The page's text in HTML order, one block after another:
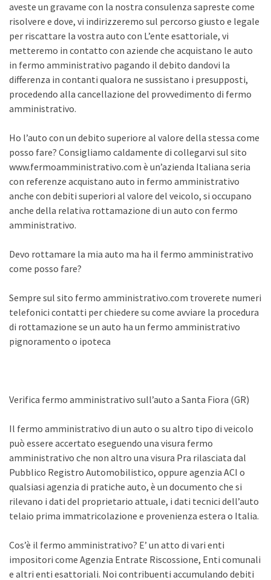
aveste un gravame con la nostra consulenza sapreste come
risolvere e dove, vi indirizzeremo sul percorso giusto e legale
per riscattare la vostra auto con L’ente esattoriale, vi
metteremo in contatto con aziende che acquistano le auto
in fermo amministrativo pagando il debito dandovi la
differenza in contanti qualora ne sussistano i presupposti,
procedendo alla cancellazione del provvedimento di fermo
amministrativo.
Ho l’auto con un debito superiore al valore della stessa come
posso fare? Consigliamo caldamente di collegarvi sul sito
www.fermoamministrativo.com è un’azienda Italiana seria
con referenze acquistano auto in fermo amministrativo
anche con debiti superiori al valore del veicolo, si occupano
anche della relativa rottamazione di un auto con fermo
amministrativo.
Devo rottamare la mia auto ma ha il fermo amministrativo
come posso fare?
Sempre sul sito fermo amministrativo.com troverete numeri
telefonici contatti per chiedere su come avviare la procedura
di rottamazione se un auto ha un fermo amministrativo
pignoramento o ipoteca
Verifica fermo amministrativo sull’auto a Santa Fiora (GR)
Il fermo amministrativo di un auto o su altro tipo di veicolo
può essere accertato eseguendo una visura fermo
amministrativo che non altro una visura Pra rilasciata dal
Pubblico Registro Automobilistico, oppure agenzia ACI o
qualsiasi agenzia di pratiche auto, è un documento che si
rilevano i dati del proprietario attuale, i dati tecnici dell’auto
telaio prima immatricolazione e provenienza estera o Italia.
Cos’è il fermo amministrativo? E’ un atto di vari enti
impositori come Agenzia Entrate Riscossione, Enti comunali
e altri enti esattoriali. Noi contribuenti accumulando debiti